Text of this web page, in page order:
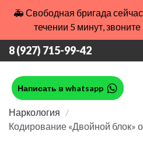
🚑 Свободная бригада
течении 5 минут,
8 (927) 715-99-42
Написать в whatsapp
Наркология
Кодирование «Двойной блок»